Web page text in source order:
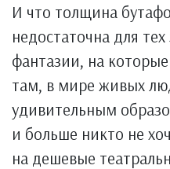
И что толщина
недостаточна для
фантазии, на
там, в мире живых
удивительным
и больше никто не
на дешевые